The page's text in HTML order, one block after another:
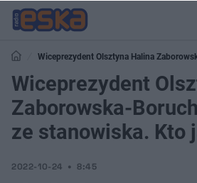
Wiceprezydent Olsztyna Halina
stanowiska. Kto ją zastąpi?
Wiceprezydent
Zaborowska-
ze stanowiska. Kto
2022-10-24 8:45